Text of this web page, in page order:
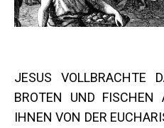
JESUS VOLLBRACHTE
BROTEN UND
IHNEN VON DER